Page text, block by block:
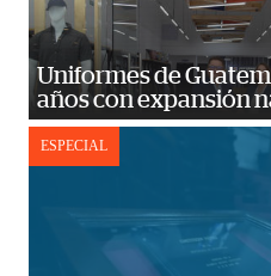
Uniformes de
años con expansión
ESPECIAL